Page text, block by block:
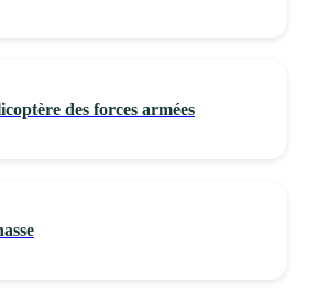
des forces armées